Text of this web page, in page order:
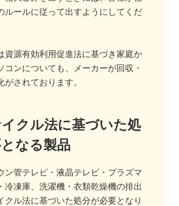
ルールに従って出すようにしてくだ
資源有効利用促進法に基づき家庭か
コンについても、メーカーが回収・
されております。
クル法に基づいた処
なる製品
ン管テレビ・液晶テレビ・プラズマ
冷凍庫、洗濯機・衣類乾燥機の排出
クル法に基づいた処分が必要となり